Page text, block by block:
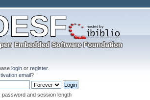
login orregister.
email?
password and session length